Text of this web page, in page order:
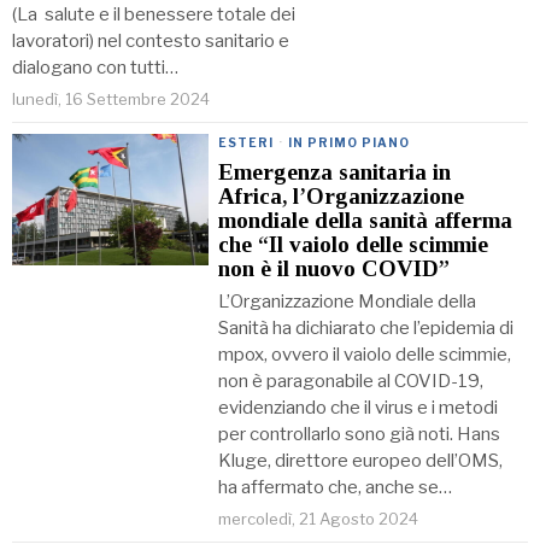
(La salute e il benessere totale dei
lavoratori) nel contesto sanitario e
dialogano con tutti…
lunedì, 16 Settembre 2024
ESTERI · IN PRIMO PIANO
Emergenza sanitaria in
Africa, l’Organizzazione
mondiale della sanità afferma
che “Il vaiolo delle scimmie
non è il nuovo COVID”
L’Organizzazione Mondiale della
Sanità ha dichiarato che l’epidemia di
mpox, ovvero il vaiolo delle scimmie,
non è paragonabile al COVID-19,
evidenziando che il virus e i metodi
per controllarlo sono già noti. Hans
Kluge, direttore europeo dell’OMS,
ha affermato che, anche se…
mercoledì, 21 Agosto 2024